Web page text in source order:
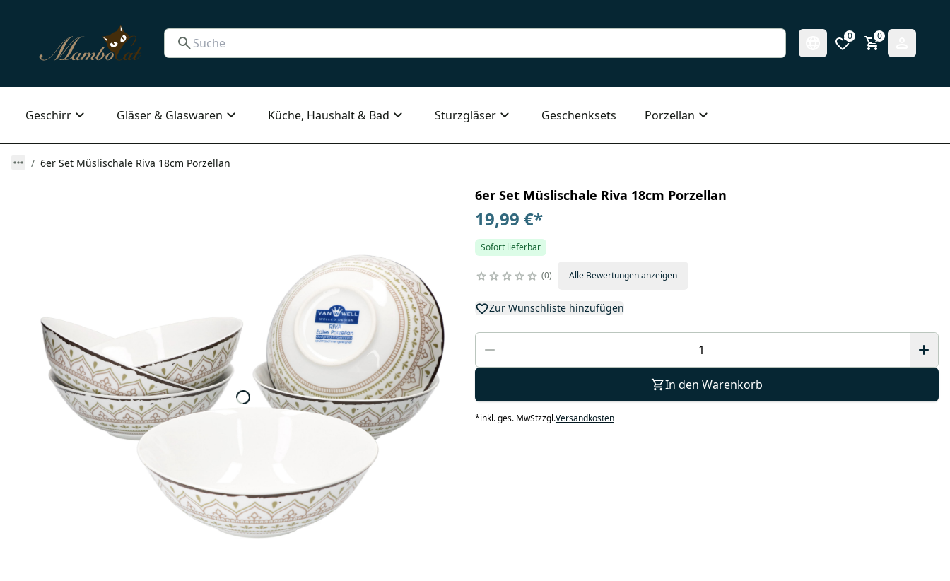
0 0
Geschirr Gläser & Glaswaren Küche, Haushalt & Bad Sturzgläser Geschenksets Porzellan
6er Set Müslischale Riva 18cm Porzellan
6er Set Müslischale Riva 18cm Porzellan
19,99 €*
Sofort lieferbar
0 Alle Bewertungen anzeigen
Zur Wunschliste hinzufügen
In den Warenkorb
*inkl. ges. MwStzzgl.Versandkosten